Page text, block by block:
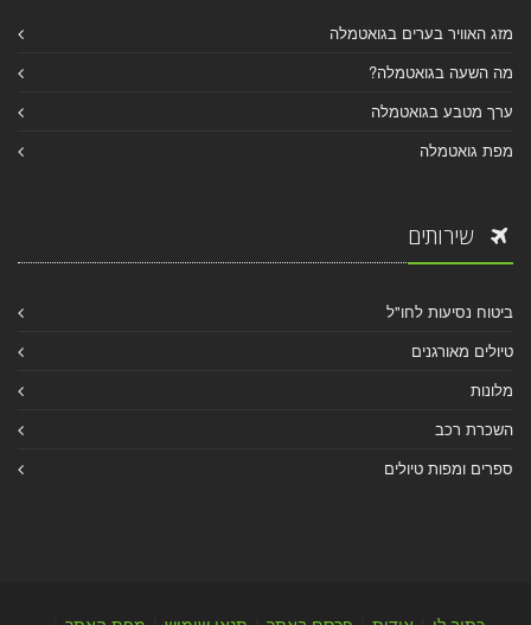
מזג האוויר בערים בגואטמלה
מה השעה בגואטמלה?
ערך מטבע בגואטמלה
מפת גואטמלה
שירותים
ביטוח נסיעות לחו"ל
טיולים מאורגנים
מלונות
השכרת רכב
ספרים ומפות טיולים